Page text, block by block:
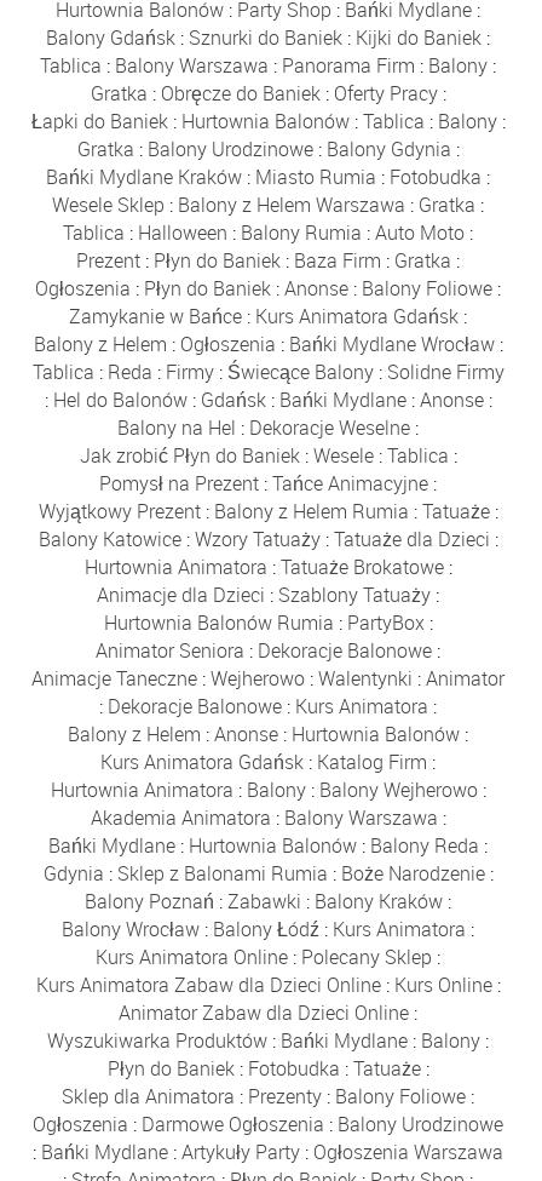
Hurtownia Balonów : Party Shop : Bańki Mydlane :
Balony Gdańsk : Sznurki do Baniek : Kijki do Baniek :
Tablica : Balony Warszawa : Panorama Firm : Balony :
Gratka : Obręcze do Baniek: Oferty Pracy:
Łapki do Baniek: Hurtownia Balonów:Tablica : Balony:
Gratka : Balony Urodzinowe: Balony Gdynia :
Bańki Mydlane Kraków : Miasto Rumia : Fotobudka :
Wesele Sklep : Balony z Helem Warszawa : Gratka :
Tablica : Halloween : Balony Rumia :Auto Moto :
Prezent : Płyn do Baniek : Baza Firm : Gratka :
Ogłoszenia : Płyn do Baniek :Anonse : Balony Foliowe :
Zamykanie w Bańce : Kurs Animatora Gdańsk :
Balony z Helem : Ogłoszenia : Bańki Mydlane Wrocław:
Tablica : Reda : Firmy: Świecące Balony: Solidne Firmy
: Hel do Balonów: Gdańsk: Bańki Mydlane:Anonse:
Balony na Hel : Dekoracje Weselne :
Jak zrobić Płyn do Baniek:Wesele:Tablica :
Pomysł na Prezent :Tańce Animacyjne :
Wyjątkowy Prezent: Balony z Helem Rumia :Tatuaże:
Balony Katowice:Wzory Tatuaży:Tatuaże dla Dzieci :
Hurtownia Animatora :Tatuaże Brokatowe:
Animacje dla Dzieci : Szablony Tatuaży :
Hurtownia Balonów Rumia : PartyBox:
Animator Seniora : Dekoracje Balonowe :
Animacje Taneczne :Wejherowo :Walentynki :Animator
: Dekoracje Balonowe : Kurs Animatora :
Balony z Helem :Anonse : Hurtownia Balonów :
Kurs Animatora Gdańsk : Katalog Firm :
Hurtownia Animatora : Balony: Balony Wejherowo:
Akademia Animatora : Balony Warszawa :
Bańki Mydlane : Hurtownia Balonów : Balony Reda :
Gdynia : Sklep z Balonami Rumia : Boże Narodzenie:
Balony Poznań :Zabawki : Balony Kraków :
Balony Wrocław : Balony Łódź : Kurs Animatora :
Kurs Animatora Online : Polecany Sklep :
Kurs Animatora Zabaw dla Dzieci Online: Kurs Online:
Animator Zabaw dla Dzieci Online :
Wyszukiwarka Produktów : Bańki Mydlane : Balony :
Płyn do Baniek: Fotobudka :Tatuaże:
Sklep dla Animatora : Prezenty : Balony Foliowe :
Ogłoszenia : Darmowe Ogłoszenia : Balony Urodzinowe
: Bańki Mydlane :Artykuły Party : Ogłoszenia Warszawa